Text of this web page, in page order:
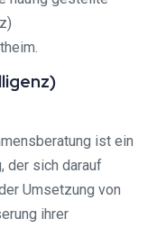
ist ein
der sich darauf
Umsetzung von
ihrer